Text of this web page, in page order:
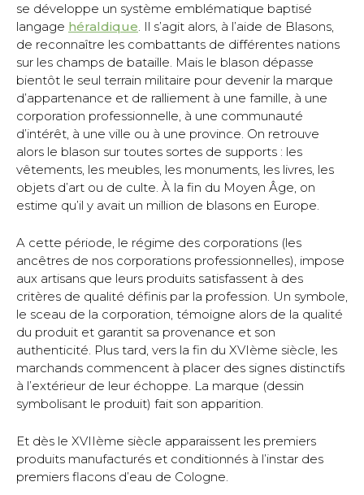
se développe un système emblématique baptisé
langage héraldique. Il s’agit alors, à l’aide de Blasons,
de reconnaître les combattants de différentes nations
sur les champs de bataille. Mais le blason dépasse
bientôt le seul terrain militaire pour devenir la marque
d’appartenance et de ralliement à une famille, à une
corporation professionnelle, à une communauté
d’intérêt, à une ville ou à une province. On retrouve
alors le blason sur toutes sortes de supports : les
vêtements, les meubles, les monuments, les livres, les
objets d’art ou de culte. À la fin du Moyen Âge, on
estime qu’il y avait un million de blasons en Europe.
A cette période, le régime des corporations (les
ancêtres de nos corporations professionnelles), impose
aux artisans que leurs produits satisfassent à des
critères de qualité définis par la profession. Un symbole,
le sceau de la corporation, témoigne alors de la qualité
du produit et garantit sa provenance et son
authenticité. Plus tard, vers la fin du XVIème siècle, les
marchands commencent à placer des signes distinctifs
à l’extérieur de leur échoppe. La marque (dessin
symbolisant le produit) fait son apparition.
Et dès le XVIIème siècle apparaissent les premiers
produits manufacturés et conditionnés à l’instar des
premiers flacons d’eau de Cologne.